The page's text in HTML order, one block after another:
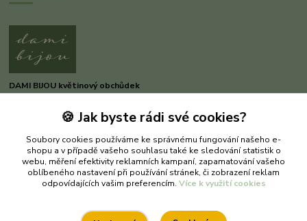
DAMI BIJOU květinový obchůdek
Dana Michnerová
(Po-Pá, 8-16 hod.)
dami-bijou@seznam.cz
🍪 Jak byste rádi své cookies?
Soubory cookies používáme ke správnému fungování našeho e-
shopu a v případě vašeho souhlasu také ke sledování statistik o
webu, měření efektivity reklamních kampaní, zapamatování vašeho
oblíbeného nastavení při používání stránek, či zobrazení reklam
odpovídajících vašim preferencím. Více k využití cookies